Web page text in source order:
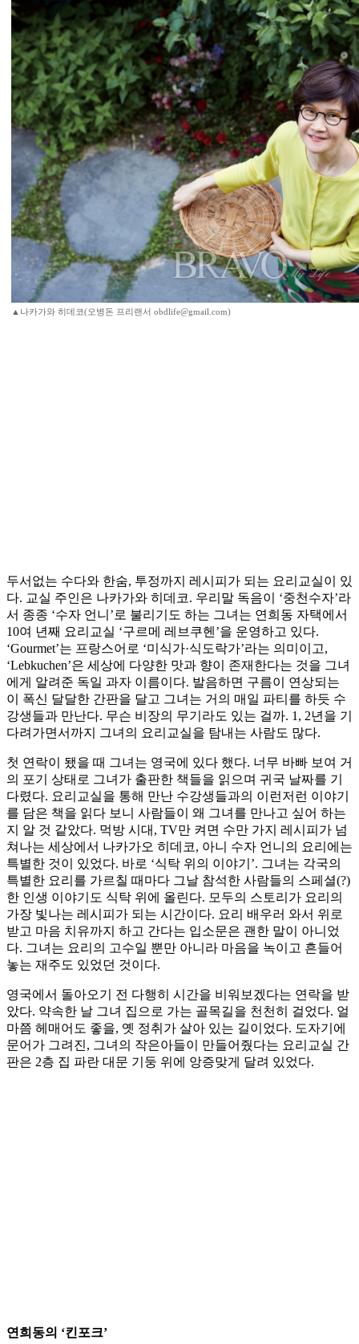
▲나카가와 히데코(오병돈 프리랜서 obdlife@gmail.com)
두서없는 수다와 한숨, 투정까지 레시피가 되는 요리교실이 있
다. 교실 주인은 나카가와 히데코. 우리말 독음이 ‘중천수자’라
서 종종 ‘수자 언니’로 불리기도 하는 그녀는 연희동 자택에서
10여 년째 요리교실 ‘구르메 레브쿠헨’을 운영하고 있다.
‘Gourmet’는 프랑스어로 ‘미식가·식도락가’라는 의미이고,
‘Lebkuchen’은 세상에 다양한 맛과 향이 존재한다는 것을 그녀
에게 알려준 독일 과자 이름이다. 발음하면 구름이 연상되는
이 폭신 달달한 간판을 달고 그녀는 거의 매일 파티를 하듯 수
강생들과 만난다. 무슨 비장의 무기라도 있는 걸까. 1, 2년을 기
다려가면서까지 그녀의 요리교실을 탐내는 사람도 많다.
첫 연락이 됐을 때 그녀는 영국에 있다 했다. 너무 바빠 보여 거
의 포기 상태로 그녀가 출판한 책들을 읽으며 귀국 날짜를 기
다렸다. 요리교실을 통해 만난 수강생들과의 이런저런 이야기
를 담은 책을 읽다 보니 사람들이 왜 그녀를 만나고 싶어 하는
지 알 것 같았다. 먹방 시대, TV만 켜면 수만 가지 레시피가 넘
쳐나는 세상에서 나카가오 히데코, 아니 수자 언니의 요리에는
특별한 것이 있었다. 바로 ‘식탁 위의 이야기’. 그녀는 각국의
특별한 요리를 가르칠 때마다 그날 참석한 사람들의 스페셜(?)
한 인생 이야기도 식탁 위에 올린다. 모두의 스토리가 요리의
가장 빛나는 레시피가 되는 시간이다. 요리 배우러 와서 위로
받고 마음 치유까지 하고 간다는 입소문은 괜한 말이 아니었
다. 그녀는 요리의 고수일 뿐만 아니라 마음을 녹이고 흔들어
놓는 재주도 있었던 것이다.
영국에서 돌아오기 전 다행히 시간을 비워보겠다는 연락을 받
았다. 약속한 날 그녀 집으로 가는 골목길을 천천히 걸었다. 얼
마쯤 헤매어도 좋을, 옛 정취가 살아 있는 길이었다. 도자기에
문어가 그려진, 그녀의 작은아들이 만들어줬다는 요리교실 간
판은 2층 집 파란 대문 기둥 위에 앙증맞게 달려 있었다.
연희동의 ‘킨포크’